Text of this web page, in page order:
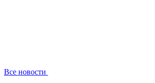
Все новости